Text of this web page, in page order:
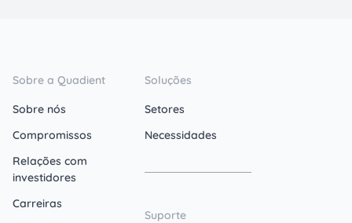
Sobre a Quadient
Sobre nós
Compromissos
Relações com
investidores
Carreiras
Soluções
Setores
Necessidades
Suporte